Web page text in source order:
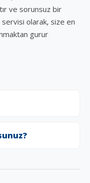
ve sorunsuz bir
servisi olarak, size en
gurur